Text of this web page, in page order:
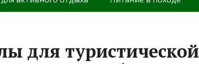
для туристической